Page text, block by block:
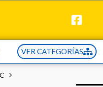
VER CATEGORÍAS